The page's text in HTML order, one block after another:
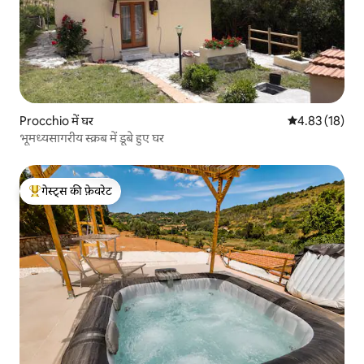
Procchio में घर औसत रेटिंग 5 में
4.83 (18)
भूमध्यसागरीय स्क्रब में डूबे हुए घर
गेस्ट्स का टॉप फ़ेवरेट
गेस्ट्स की फ़ेवरेट